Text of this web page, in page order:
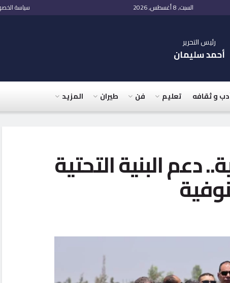
السبت, 8 أغسطس, 2026 سياسة
رئيس التحرير
أحمد سليمان
و ثقافه تعليم فن طيران المزيد
جنية.. دعم البنية التحتية